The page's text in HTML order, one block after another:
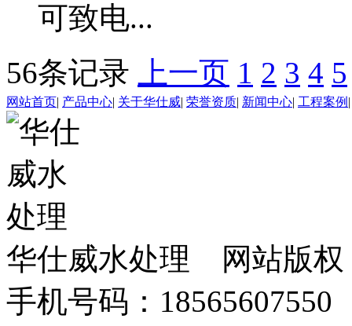
可致电...
56条记录
上一页 1 2 3 4 5
网站首页| 产品中心| 关于华仕威| 荣誉资质| 新闻中心| 工程案例
华仕威水处理 网站版权
手机号码：18565607550